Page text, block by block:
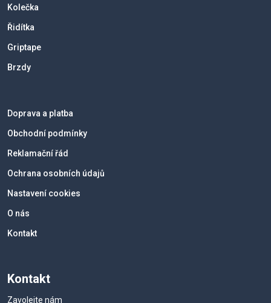
Kolečka
Řidítka
Griptape
Brzdy
Doprava a platba
Obchodní podmínky
Reklamační řád
Ochrana osobních údajů
Nastavení cookies
O nás
Kontakt
Kontakt
Zavolejte nám